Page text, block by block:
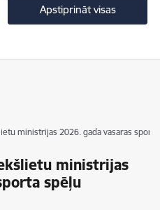
Apstiprināt visas
ministrijas 2026. gada vasaras
ministrijas
spēļu